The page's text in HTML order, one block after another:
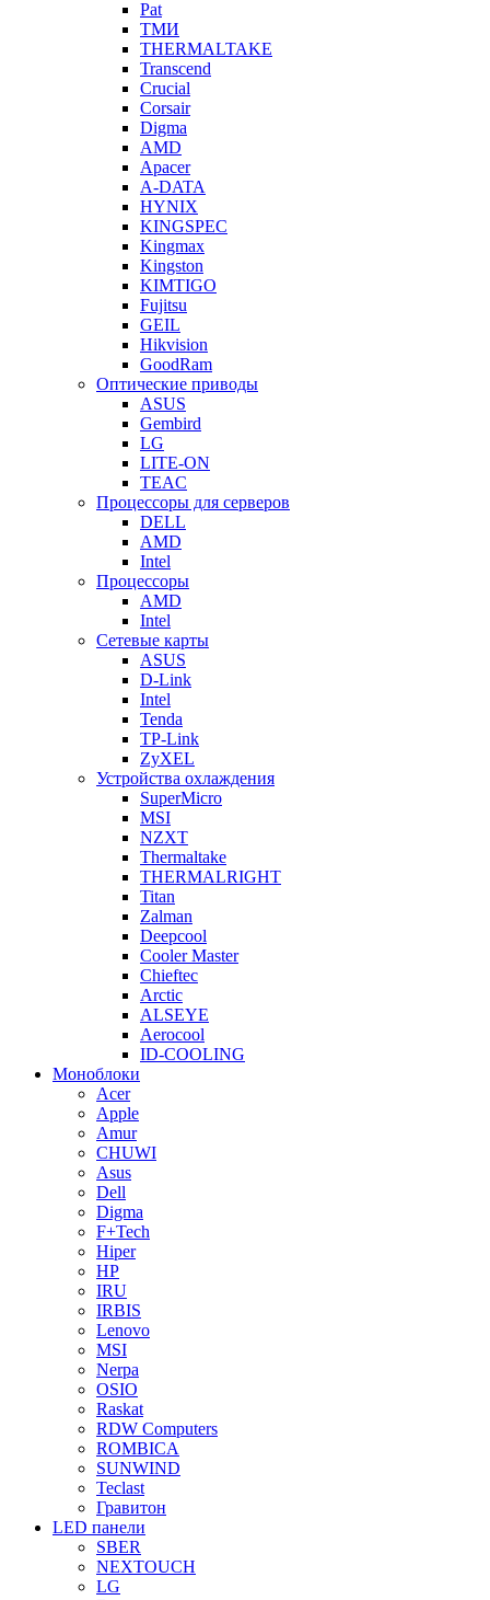
Pat
ТМИ
THERMALTAKE
Transcend
Crucial
Corsair
Digma
AMD
Apacer
A-DATA
HYNIX
KINGSPEC
Kingmax
Kingston
KIMTIGO
Fujitsu
GEIL
Hikvision
GoodRam
Оптические приводы
ASUS
Gembird
LG
LITE-ON
TEAC
Процессоры для серверов
DELL
AMD
Intel
Процессоры
AMD
Intel
Сетевые карты
ASUS
D-Link
Intel
Tenda
TP-Link
ZyXEL
Устройства охлаждения
SuperMicro
MSI
NZXT
Thermaltake
THERMALRIGHT
Titan
Zalman
Deepcool
Cooler Master
Chieftec
Arctic
ALSEYE
Aerocool
ID-COOLING
Моноблоки
Acer
Apple
Amur
CHUWI
Asus
Dell
Digma
F+Tech
Hiper
HP
IRU
IRBIS
Lenovo
MSI
Nerpa
OSIO
Raskat
RDW Computers
ROMBICA
SUNWIND
Teclast
Гравитон
LED панели
SBER
NEXTOUCH
LG